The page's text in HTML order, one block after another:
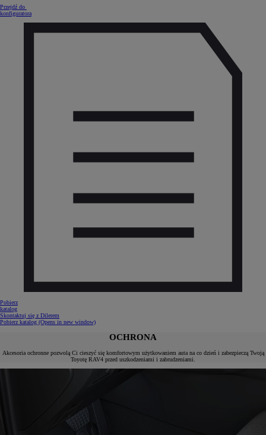
Przejdź do
konfiguratora
Pobierz
katalog
Skontaktuj się z Dilerem
Pobierz katalog (Opens in new window)
OCHRONA
Akcesoria ochronne pozwolą Ci cieszyć się komfortowym użytkowaniem auta na co dzień i zabezpieczą Twoją
Toyotę RAV4 przed uszkodzeniami i zabrudzeniami.